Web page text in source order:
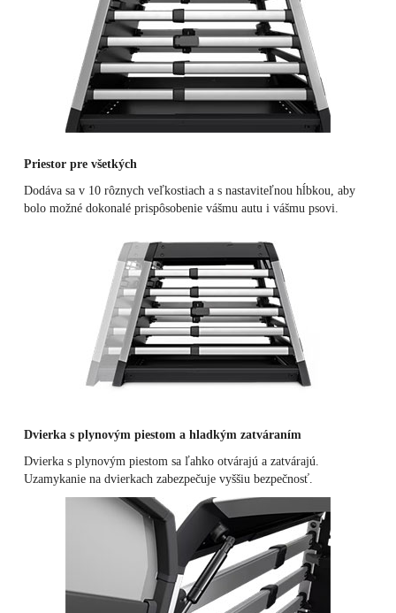
Priestor pre všetkých
Dodáva sa v 10 rôznych veľkostiach a s nastaviteľnou hĺbkou, aby
bolo možné dokonalé prispôsobenie vášmu autu i vášmu psovi.
Dvierka s plynovým piestom a hladkým zatváraním
Dvierka s plynovým piestom sa ľahko otvárajú a zatvárajú.
Uzamykanie na dvierkach zabezpečuje vyššiu bezpečnosť.